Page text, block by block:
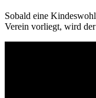
Sobald eine
Verein vorliegt, wird